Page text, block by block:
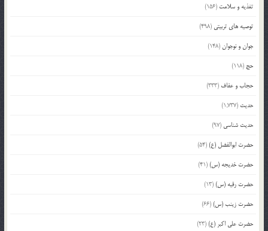
تغذیه و سلامت (156)
توصیه های تربیتی (498)
جوان و نوجوان(148)
حج (118)
حجاب و عفاف (333)
حدیث (1,737)
حدیث شناسی (97)
حضرت ابوالفضل (ع)(54)
حضرت خدیجه (س)(41)
حضرت رقیه (س)(13)
حضرت زینب (س)(66)
حضرت علی اکبر (ع)(23)